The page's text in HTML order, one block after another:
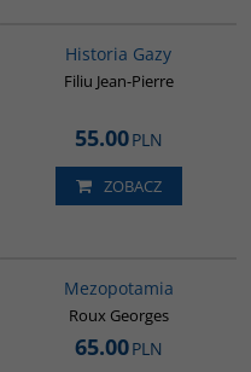
Historia Gazy
Filiu Jean-Pierre
55.00PLN
ZOBACZ
Mezopotamia
Roux Georges
65.00PLN